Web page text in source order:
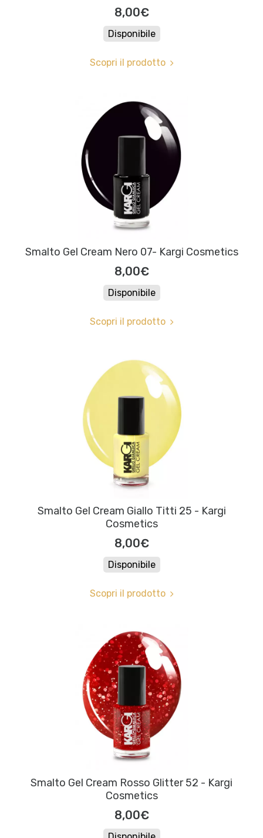
8,00€
Disponibile
Scopri il prodotto
Smalto Gel Cream Nero 07- Kargi Cosmetics
8,00€
Disponibile
Scopri il prodotto
Smalto Gel Cream Giallo Titti 25 - Kargi
Cosmetics
8,00€
Disponibile
Scopri il prodotto
Smalto Gel Cream Rosso Glitter 52 - Kargi
Cosmetics
8,00€